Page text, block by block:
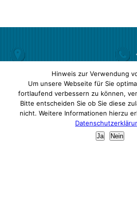
avericon Steuerberatungsgesellschaft mbH
Altmarkt 10 b | 01067 Dresden
Öffnungszeiten:
Mo-Do
Fr
9-16 Uhr
9-12 Uhr
Außerhalb
der
Vereinbarung telefonisch und persönlich für Sie
erreichbar.
Hinweis zur Verwendung
Um unsere Webseite für Sie
fortlaufend verbessern zu können,
Bitte entscheiden Sie ob Sie diese
nicht. Weitere Informationen hierzu
Ja Nein